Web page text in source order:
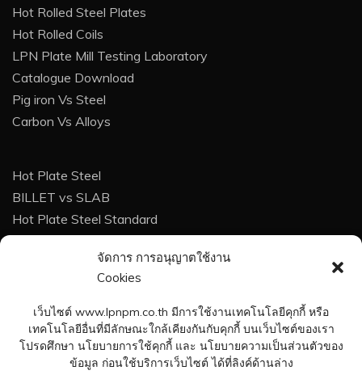
จัดการ การอนุญาตใช้งาน
Cookies
เว็บไซต์ www.lpnpm.co.th มีการใช้งานเทคโนโลยีคุกกี้ หรือ
เทคโนโลยีอื่นที่มีลักษณะใกล้เคียงกันกับคุกกี้ บนเว็บไซต์ของเรา
โปรดศึกษา นโยบายการใช้คุกกี้ และ นโยบายความเป็นส่วนตัวของ
ข้อมูล ก่อนใช้บริการเว็บไซต์ ได้ที่ลิงค์ด้านล่าง
Hot Rolled Steel Plates
Hot Rolled Coils
LPN Plate Mill Testing Laboratory
Catalogue Download
Pig iron Vs Steel
Carbon Vs Alloys
Hot Plate Steel
BILLET vs SLAB
Hot Plate Steel Standard
Techinque For Buyer
Corrosion Protection
Heat Treatment of steel
Weight Calculation Formula
Careers at Plate Mill
Contact Plate Mill